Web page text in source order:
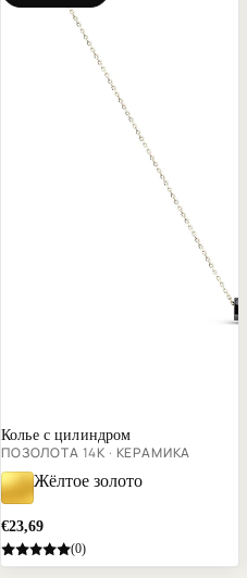
Колье с цилиндром
ПОЗОЛОТА 14К · КЕРАМИКА
Жёлтое золото
€23,69
(0)